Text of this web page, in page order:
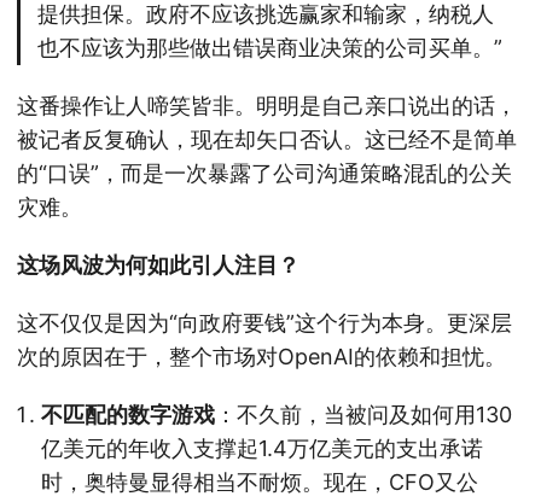
提供担保。政府不应该挑选赢家和输家，纳税人
也不应该为那些做出错误商业决策的公司买单。”
这番操作让人啼笑皆非。明明是自己亲口说出的话，
被记者反复确认，现在却矢口否认。这已经不是简单
的“口误”，而是一次暴露了公司沟通策略混乱的公关
灾难。
这场风波为何如此引人注目？
这不仅仅是因为“向政府要钱”这个行为本身。更深层
次的原因在于，整个市场对OpenAI的依赖和担忧。
不匹配的数字游戏 ：不久前，当被问及如何用130
亿美元的年收入支撑起1.4万亿美元的支出承诺
时，奥特曼显得相当不耐烦。现在，CFO又公